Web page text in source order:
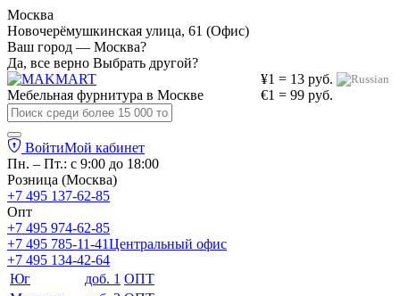
Москва
Новочерёмушкинская улица, 61 (Офис)
Ваш город — Москва?
Да, все верно Выбрать другой?
¥1 = 13 руб.
€1 = 99 руб.
Мебельная фурнитура в Москве
ВойтиМой кабинет
Пн. – Пт.: с 9:00 до 18:00
Розница (Москва)
+7 495 137-62-85
Опт
+7 495 974-62-85
+7 495 785-11-41Центральный офис
+7 495 134-42-64
Юг
доб. 1 ОПТ